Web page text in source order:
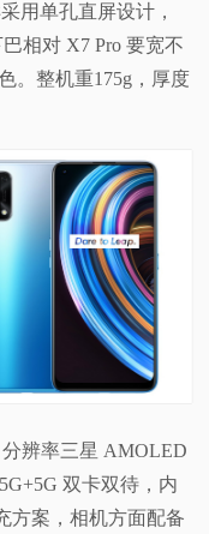
用单孔直屏设计，
相对 X7 Pro 要宽不
。整机重175g，厚度
分辨率三星 AMOLED
双卡双待，内
方案，相机方面配备